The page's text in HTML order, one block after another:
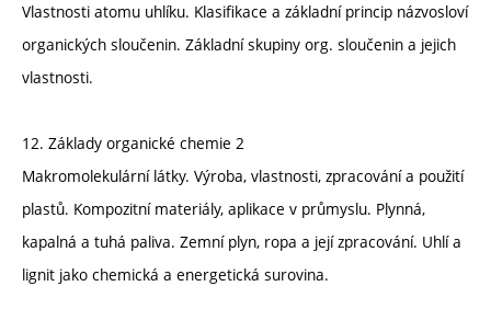
Vlastnosti atomu uhlíku. Klasifikace a základní princip názvosloví
organických sloučenin. Základní skupiny org. sloučenin a jejich
vlastnosti.
12. Základy organické chemie 2
Makromolekulární látky. Výroba, vlastnosti, zpracování a použití
plastů. Kompozitní materiály, aplikace v průmyslu. Plynná,
kapalná a tuhá paliva. Zemní plyn, ropa a její zpracování. Uhlí a
lignit jako chemická a energetická surovina.